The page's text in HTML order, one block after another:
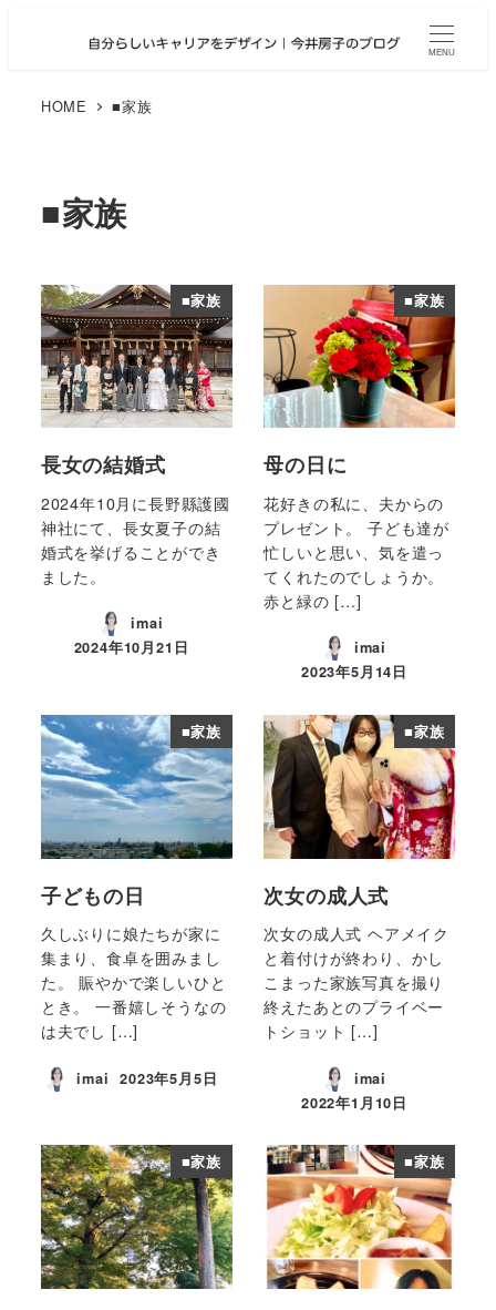
MENU
HOME ■家族
■家族
■家族
長女の結婚式
2024年10月に長野縣護國
神社にて、長女夏子の結
婚式を挙げることができ
ました。
imai
投稿日
2024年10月21日
■家族
母の日に
花好きの私に、夫からの
プレゼント。 子ども達が
忙しいと思い、気を遣っ
てくれたのでしょうか。
赤と緑の […]
imai
投稿日
2023年5月14日
■家族
子どもの日
久しぶりに娘たちが家に
集まり、食卓を囲みまし
た。 賑やかで楽しいひと
とき。 一番嬉しそうなの
は夫でし […]
imai 投稿日
2023年5月5日
■家族
次女の成人式
次女の成人式 ヘアメイク
と着付けが終わり、かし
こまった家族写真を撮り
終えたあとのプライベー
トショット […]
imai
投稿日
2022年1月10日
■家族 ■家族